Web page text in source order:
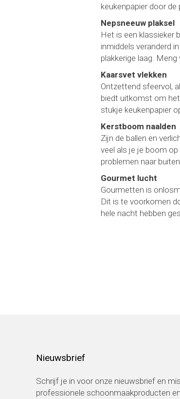
keukenpapier door
Nepsneeuw plaksel
Het is een klassieker
inmiddels veranderd
plakkerige laag.
Kaarsvet vlekken
Ontzettend sfeervol,
biedt uitkomst om
stukje keukenpapier
Kerstboom naalden
Zijn de ballen en
veel als je je boom
problemen naar
Gourmet lucht
Gourmetten is
Dit is te voorkomen
hele nacht hebben
Nieuwsbrief
Schrijf je in voor onze nieuwsbrief en
professionele schoonmaakproducten